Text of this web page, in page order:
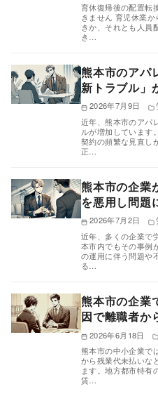
育休復帰後の配置転
きません 育児休業
きか、それとも人員
き…
熊本市のアパ
新トラブル」
2026年7月9日
近年、熊本市のアパ
ルが増加しています
契約の頻繁な見直し
正…
熊本市の企業
を悪用し問題
2026年7月2日
近年、多くの企業で
本市内でもその事例
の運用に伴う問題や
る…
熊本市の企業
因で離職者か
2026年6月18日
熊本市の中小企業で
から残業代未払いな
ます。地方都市特有
賃…